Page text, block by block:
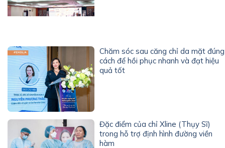
Chăm sóc sau căng chỉ da mặt đúng
cách để hồi phục nhanh và đạt hiệu
quả tốt
Đặc điểm của chỉ Xline (Thụy Sĩ)
trong hỗ trợ định hình đường viền
hàm